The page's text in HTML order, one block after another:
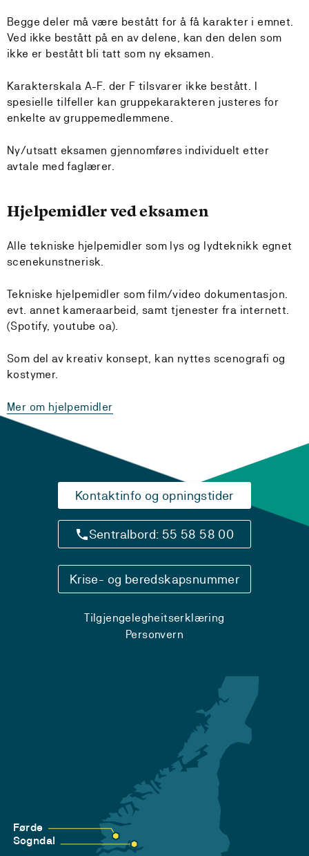
Begge deler må være bestått for å få karakter i emnet.
Ved ikke bestått på en av delene, kan den delen som
ikke er bestått bli tatt som ny eksamen.
Karakterskala A-F. der F tilsvarer ikke bestått. I
spesielle tilfeller kan gruppekarakteren justeres for
enkelte av gruppemedlemmene.
Ny/utsatt eksamen gjennomføres individuelt etter
avtale med faglærer.
Hjelpemidler ved eksamen
Alle tekniske hjelpemidler som lys og lydteknikk egnet
scenekunstnerisk.
Tekniske hjelpemidler som film/video dokumentasjon.
evt. annet kameraarbeid, samt tjenester fra internett.
(Spotify, youtube oa).
Som del av kreativ konsept, kan nyttes scenografi og
kostymer.
Mer om hjelpemidler
Kontaktinfo og opningstider
Sentralbord: 55 58 58 00
Krise- og beredskapsnummer
Tilgjengelegheitserklæring
Personvern
Førde
Sogndal